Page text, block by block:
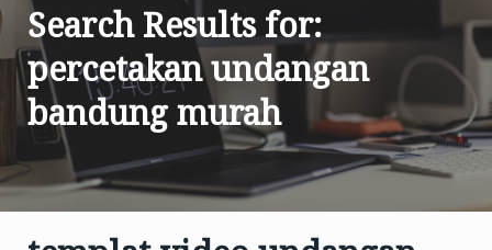
Search Results for:
percetakan undangan
bandung murah